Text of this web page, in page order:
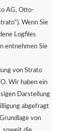
AG, Otto-
Wenn Sie
Logfiles
entnehmen Sie
von Strato
Wir haben ein
Darstellung
abgefragt
von